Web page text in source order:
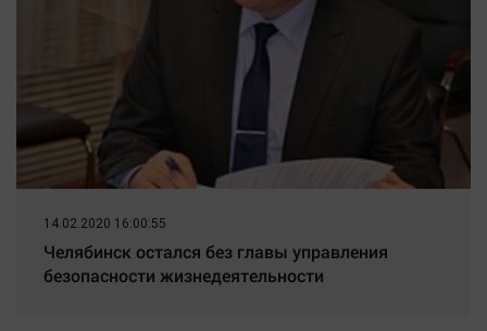
14.02.2020 16:00:55
Челябинск остался без главы управления
безопасности жизнедеятельности